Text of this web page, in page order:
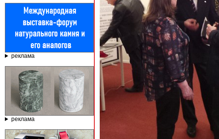
реклама
реклама